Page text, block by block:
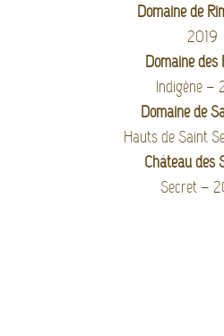
Domaine de
2019
Domaine des
Indigène –
Domaine de
Hauts de Saint
Château des
Secret –